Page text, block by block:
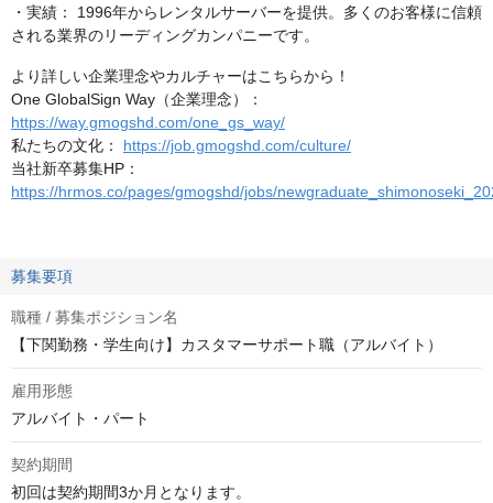
・実績： 1996年からレンタルサーバーを提供。多くのお客様に信頼
される業界のリーディングカンパニーです。
より詳しい企業理念やカルチャーはこちらから！
One GlobalSign Way（企業理念）：
https://way.gmogshd.com/one_gs_way/
私たちの文化： https://job.gmogshd.com/culture/
当社新卒募集HP：
https://hrmos.co/pages/gmogshd/jobs/
募集要項
職種 / 募集ポジション名
【下関勤務・学生向け】カスタマーサポート職（アルバイト）
雇用形態
アルバイト・パート
契約期間
初回は契約期間3か月となります。